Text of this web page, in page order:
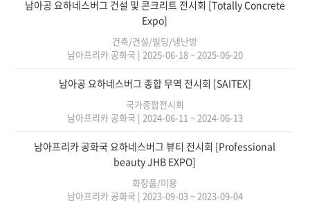
남아공 요하네스버그 건설 및 콘크리트 전시회 [Totally Concrete
Expo]
건축/건설/빌딩/냉난방
남아프리카 공화국 | 2025-06-18 ~ 2025-06-20
남아공 요하네스버그 종합 무역 전시회 [SAITEX]
국가종합전시회
남아프리카 공화국 | 2024-06-11 ~ 2024-06-13
남아프리카 공화국 요하네스버그 뷰티 전시회 [Professional
beauty JHB EXPO]
화장품/미용
남아프리카 공화국 | 2023-09-03 ~ 2023-09-04